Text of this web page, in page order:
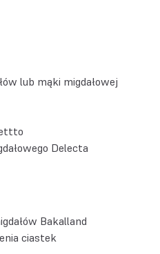
lub mąki migdałowej
Delecta
Bakalland
ciastek